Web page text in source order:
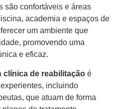
são confortáveis e áreas
academia e espaços de
um ambiente que
promovendo uma
e eficaz.
clínica de reabilitação é
incluindo
que atuam de forma